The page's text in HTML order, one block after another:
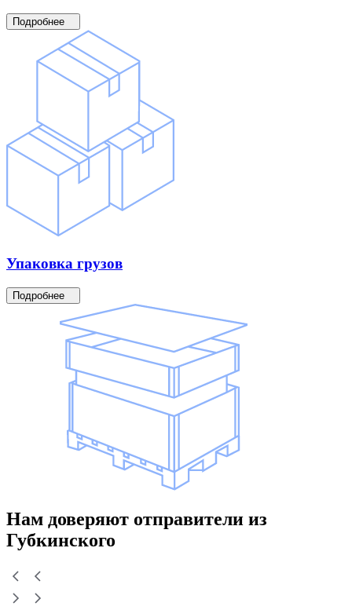
Подробнее
Упаковка грузов
Подробнее
Нам доверяют отправители из
Губкинского